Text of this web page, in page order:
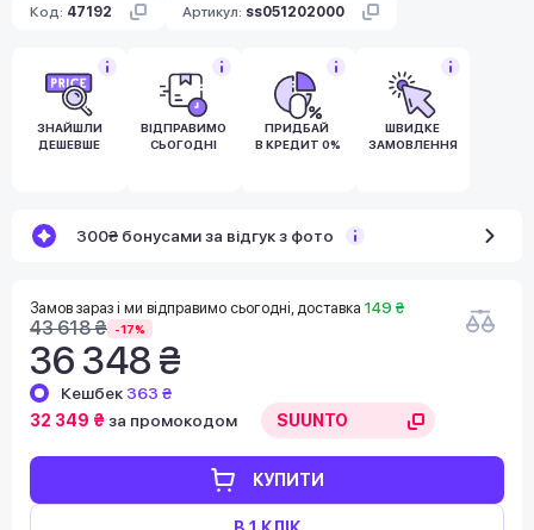
Код: 47192 Артикул: ss051202000
ЗНАЙШЛИ
ДЕШЕВШЕ
ВІДПРАВИМО
СЬОГОДНІ
ПРИДБАЙ
В КРЕДИТ 0%
ШВИДКЕ
ЗАМОВЛЕННЯ
300₴ бонусами за відгук з фото
Замов зараз і ми відправимо сьогодні, доставка 149 ₴
43 618 ₴ -17%
36 348 ₴
КУПИТИ
Кешбек 363 ₴
32 349 ₴ за промокодом